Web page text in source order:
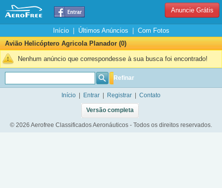
Anuncie Grátis
Início| Últimos Anúncios
Com Fotos
Avião Helicóptero Agricola Planador (0)
Nenhum anúncio que correspondesse à sua busca foi encontrado!
Refinar
Início Entrar Registrar Contato
Versão completa
© 2026 Aerofree Classificados Aeronáuticos - Todos os direitos reservados.